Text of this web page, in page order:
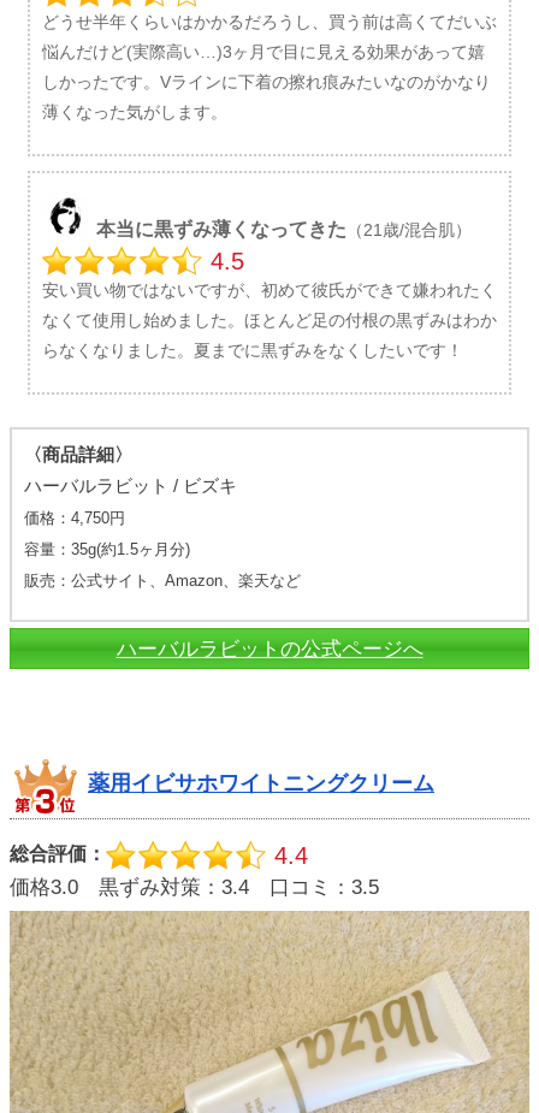
どうせ半年くらいはかかるだろうし、買う前は高くてだいぶ
悩んだけど(実際高い…)3ヶ月で目に見える効果があって嬉
しかったです。Vラインに下着の擦れ痕みたいなのがかなり
薄くなった気がします。
本当に黒ずみ薄くなってきた （21歳/混合肌）
4.5
安い買い物ではないですが、初めて彼氏ができて嫌われたく
なくて使用し始めました。ほとんど足の付根の黒ずみはわか
らなくなりました。夏までに黒ずみをなくしたいです！
〈商品詳細〉
ハーバルラビット / ビズキ
価格：4,750円
容量：35g(約1.5ヶ月分)
販売：公式サイト、Amazon、楽天など
ハーバルラビットの公式ページへ
薬用イビサホワイトニングクリーム
総合評価： 4.4
価格3.0 黒ずみ対策：3.4 口コミ：3.5